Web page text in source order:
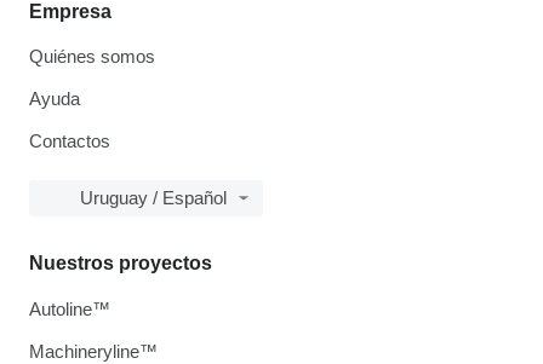
Empresa
Quiénes somos
Ayuda
Contactos
Uruguay / Español
Nuestros proyectos
Autoline™
Machineryline™